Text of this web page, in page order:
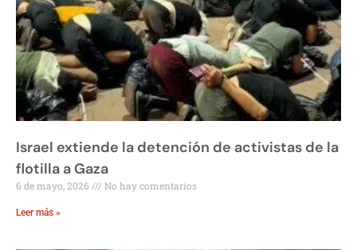
Israel extiende la detención de activistas de la
flotilla a Gaza
6 de mayo, 2026 No hay comentarios
Leer más »